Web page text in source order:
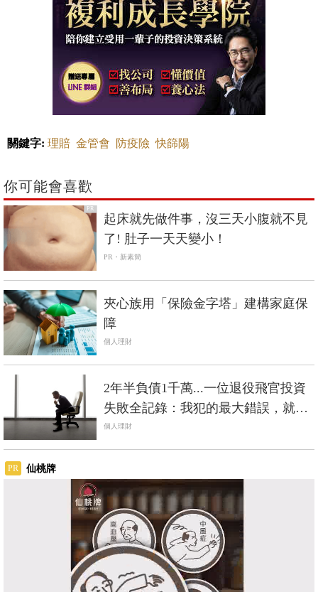
關鍵字: 理賠 金管會 防疫險 快篩陽
你可能會喜歡
PR
起床就先做件事，沒三天小腹就不見
了! 肚子一天天變小！
PR・新素簡
夾心族用「保險金字塔」建構家庭保
障
個人理財
2年半負債1千萬...一位退役飛官投資
失敗全記錄：我犯的最大錯誤，就是
「急」
個人理財
PR 仙桃牌